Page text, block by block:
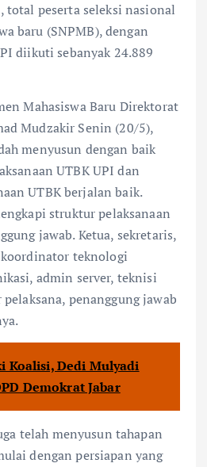
total peserta seleksi nasional
baru (SNPMB), dengan
diikuti sebanyak 24.889
Mahasiswa Baru Direktorat
Mudzakir Senin (20/5),
menyusun dengan baik
UTBK UPI dan
UTBK berjalan baik.
struktur pelaksanaan
jawab. Ketua, sekretaris,
teknologi
admin server, teknisi
penanggung jawab
Koalisi, Dedi Mulyadi
Demokrat Jabar
telah menyusun tahapan
dengan persiapan yang